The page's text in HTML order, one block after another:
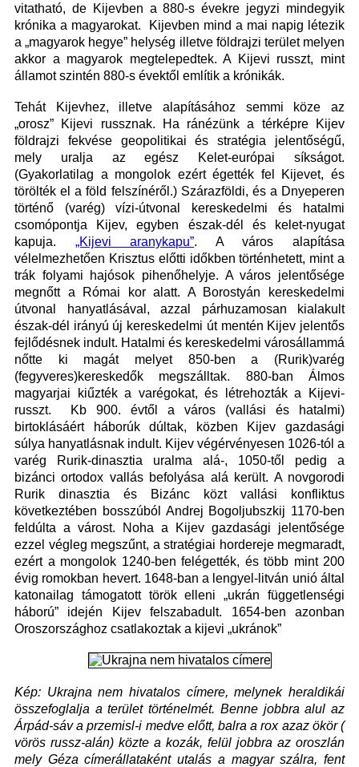
vitatható, de Kijevben a 880-s évekre jegyzi mindegyik
krónika a magyarokat. Kijevben mind a mai napig létezik
a „magyarok hegye” helység illetve földrajzi terület melyen
akkor a magyarok megtelepedtek. A Kijevi russzt, mint
államot szintén 880-s évektől említik a krónikák.
Tehát Kijevhez, illetve alapításához semmi köze az
„orosz” Kijevi russznak. Ha ránézünk a térképre Kijev
földrajzi fekvése geopolitikai és stratégia jelentőségű,
mely uralja az egész Kelet-európai síkságot.
(Gyakorlatilag a mongolok ezért égették fel Kijevet, és
törölték el a föld felszínéről.) Szárazföldi, és a Dnyeperen
történő (varég) vízi-útvonal kereskedelmi és hatalmi
csomópontja Kijev, egyben észak-dél és kelet-nyugat
kapuja. „Kijevi aranykapu”. A város alapítása
vélelmezhetően Krisztus előtti időkben történhetett, mint a
trák folyami hajósok pihenőhelyje. A város jelentősége
megnőtt a Római kor alatt. A Borostyán kereskedelmi
útvonal hanyatlásával, azzal párhuzamosan kialakult
észak-dél irányú új kereskedelmi út mentén Kijev jelentős
fejlődésnek indult. Hatalmi és kereskedelmi városállammá
nőtte ki magát melyet 850-ben a (Rurik)varég
(fegyveres)kereskedők megszálltak. 880-ban Álmos
magyarjai kiűzték a varégokat, és létrehozták a Kijevi-
russzt. Kb 900. évtől a város (vallási és hatalmi)
birtoklásáért háborúk dúltak, közben Kijev gazdasági
súlya hanyatlásnak indult. Kijev végérvényesen 1026-tól a
varég Rurik-dinasztia uralma alá-, 1050-től pedig a
bizánci ortodox vallás befolyása alá került. A novgorodi
Rurik dinasztia és Bizánc közt vallási konfliktus
következtében bosszúból Andrej Bogoljubszkij 1170-ben
feldúlta a várost. Noha a Kijev gazdasági jelentősége
ezzel végleg megszűnt, a stratégiai hordereje megmaradt,
ezért a mongolok 1240-ben felégették, és több mint 200
évig romokban hevert. 1648-ban a lengyel-litván unió által
katonailag támogatott török elleni „ukrán függetlenségi
háború” idején Kijev felszabadult. 1654-ben azonban
Oroszországhoz csatlakoztak a kijevi „ukránok”
Kép: Ukrajna nem hivatalos címere, melynek heraldikái
összefoglalja a terület történelmét. Benne jobbra alul az
Árpád-sáv a przemisl-i medve előtt, balra a rox azaz ökör (
vörös russz-alán) közte a kozák, felül jobbra az oroszlán
mely Géza címerállataként utalás a magyar szálra, fent